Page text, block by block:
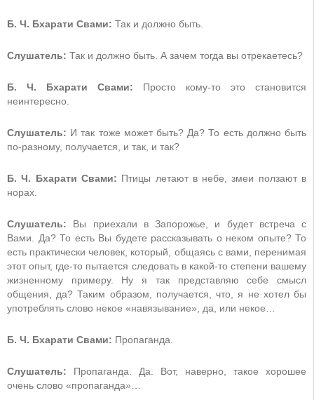
Б. Ч. Бхарати Свами: Так и должно быть.
Слушатель: Так и должно быть. А зачем тогда вы отрекаетесь?
Б. Ч. Бхарати Свами: Просто кому-то это становится
неинтересно.
Слушатель: И так тоже может быть? Да? То есть должно быть
по-разному, получается, и так, и так?
Б. Ч. Бхарати Свами: Птицы летают в небе, змеи ползают в
норах.
Слушатель: Вы приехали в Запорожье, и будет встреча с
Вами. Да? То есть Вы будете рассказывать о неком опыте? То
есть практически человек, который, общаясь с вами, перенимая
этот опыт, где-то пытается следовать в какой-то степени вашему
жизненному примеру. Ну я так представляю себе смысл
общения, да? Таким образом, получается, что, я не хотел бы
употреблять слово некое «навязывание», да, или некое…
Б. Ч. Бхарати Свами: Пропаганда.
Слушатель: Пропаганда. Да. Вот, наверно, такое хорошее
очень слово «пропаганда»…